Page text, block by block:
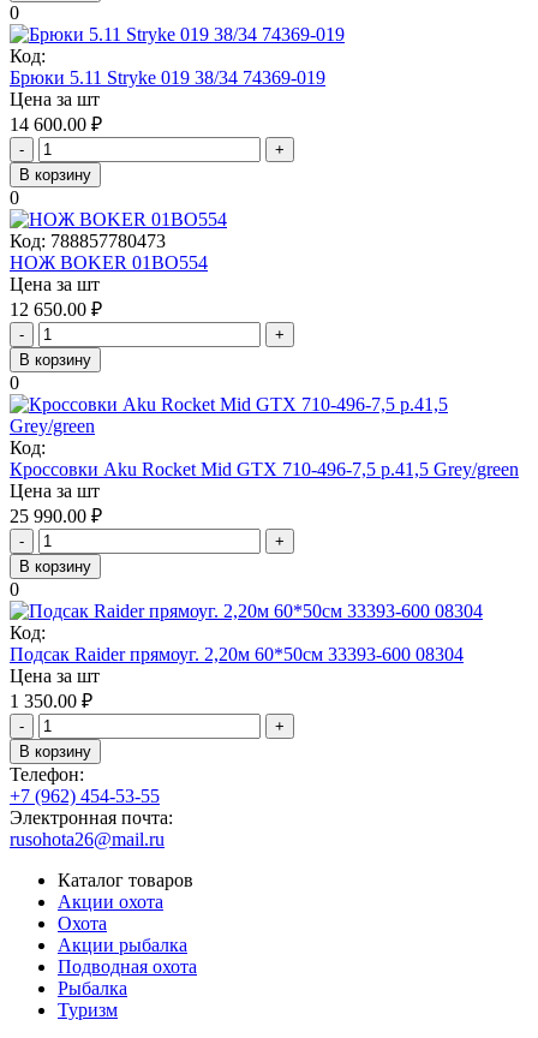
0
Код:
Брюки 5.11 Stryke 019 38/34 74369-019
Цена за шт
14 600.00 ₽
-
+
В корзину
0
Код: 788857780473
НОЖ BOKER 01BO554
Цена за шт
12 650.00 ₽
-
+
В корзину
0
Код:
Кроссовки Aku Rocket Mid GTX 710-496-7,5 р.41,5 Grey/green
Цена за шт
25 990.00 ₽
-
+
В корзину
0
Код:
Подсак Raider прямоуг. 2,20м 60*50см 33393-600 08304
Цена за шт
1 350.00 ₽
-
+
В корзину
Телефон:
+7 (962) 454-53-55
Электронная почта:
rusohota26@mail.ru
Каталог товаров
Акции охота
Охота
Акции рыбалка
Подводная охота
Рыбалка
Туризм